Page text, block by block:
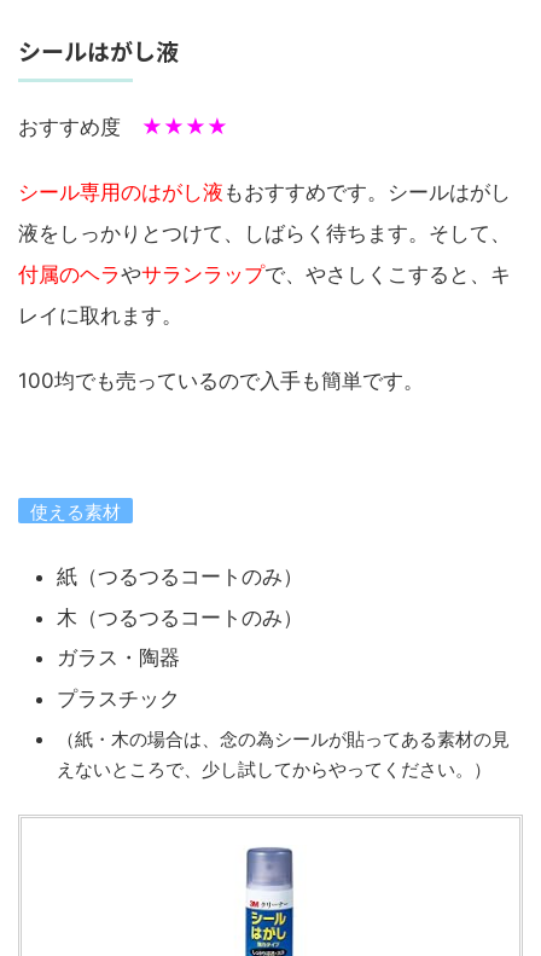
シールはがし液
おすすめ度 ★★★★
シール専用のはがし液 もおすすめです。シールはがし
液をしっかりとつけて、しばらく待ちます。そして、
付属のヘラやサランラップで、やさしくこすると、キ
レイに取れます。
100均でも売っているので入手も簡単です。
使える素材
紙（つるつるコートのみ）
木（つるつるコートのみ）
ガラス・陶器
プラスチック
（紙・木の場合は、念の為シールが貼ってある素材の見
えないところで、少し試してからやってください。）